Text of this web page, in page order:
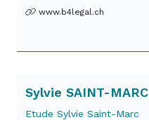
www.b4legal.ch
Sylvie SAINT-MARC
Etude Sylvie Saint-Marc